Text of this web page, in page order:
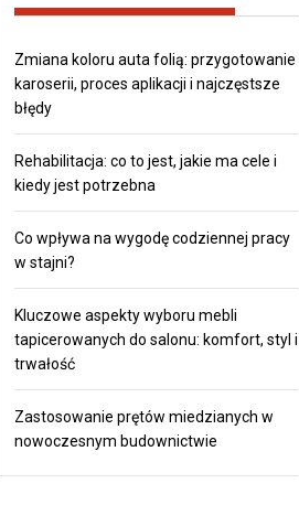
Zmiana koloru auta folią: przygotowanie
karoserii, proces aplikacji i najczęstsze
błędy
Rehabilitacja: co to jest, jakie ma cele i
kiedy jest potrzebna
Co wpływa na wygodę codziennej pracy
w stajni?
Kluczowe aspekty wyboru mebli
tapicerowanych do salonu: komfort, styl i
trwałość
Zastosowanie prętów miedzianych w
nowoczesnym budownictwie